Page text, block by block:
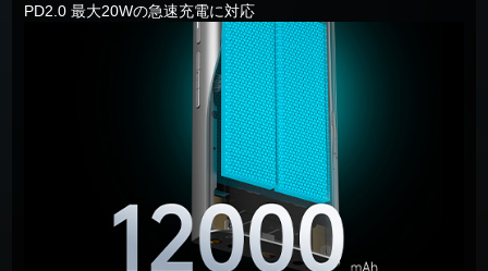
PD2.0 最大20Wの急速充電に対応